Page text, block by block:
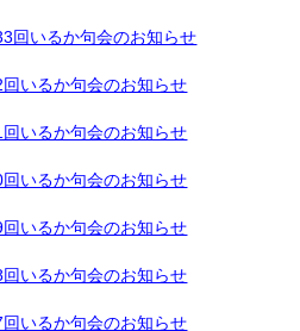
いるか句会のお知らせ
いるか句会のお知らせ
いるか句会のお知らせ
いるか句会のお知らせ
いるか句会のお知らせ
いるか句会のお知らせ
いるか句会のお知らせ